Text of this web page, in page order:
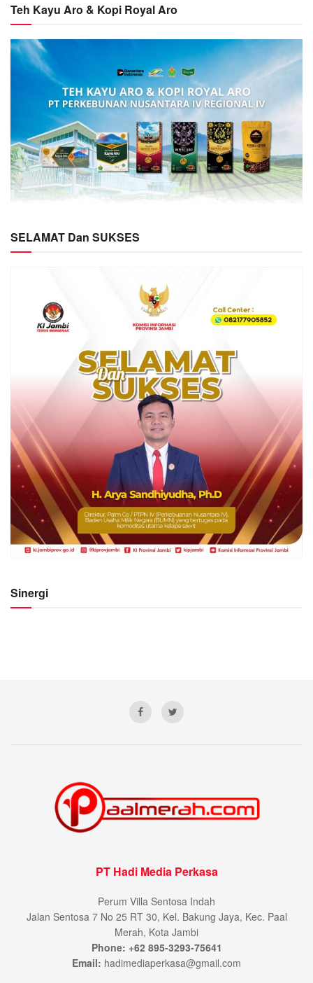
Teh Kayu Aro & Kopi Royal Aro
SELAMAT Dan SUKSES
Sinergi
PT Hadi Media Perkasa
Perum Villa Sentosa Indah
Jalan Sentosa 7 No 25 RT 30, Kel. Bakung Jaya, Kec. Paal
Merah, Kota Jambi
Phone: +62 895-3293-75641
Email: hadimediaperkasa@gmail.com